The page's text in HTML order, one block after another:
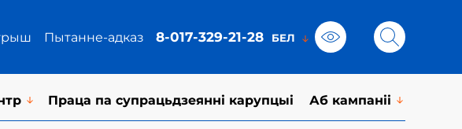
Пытанне-адказ 8-017-329-21-28
Праца па супрацьдзеянні карупцыі Аб кампаніі